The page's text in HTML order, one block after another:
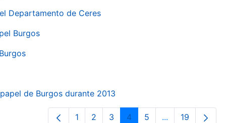
Departamento de Ceres
Burgos
de Burgos durante 2013
1 2 3 4 5 ... 19